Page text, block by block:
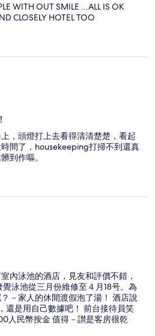
WITH OUT SMILE ...ALL IS OK
CLOSELY HOTEL TOO
，頭燈打上去看得清清楚楚，看起
間了，housekeeping打掃不到還真
到作嘔。
內泳池的酒店，見友和評價不錯，
泳池從三月份維修至４月18号。為
－家人的休閒渡假泡了湯！ 酒店說
還是用自己數據吧！ 前台接待員笑
人民幣按金 值得－讃是客房很乾
貴味道佳